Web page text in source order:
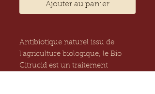
Ajouter au panier
Antibiotique naturel issu de
l'agriculture biologique, le Bio
Citrucid est un traitement